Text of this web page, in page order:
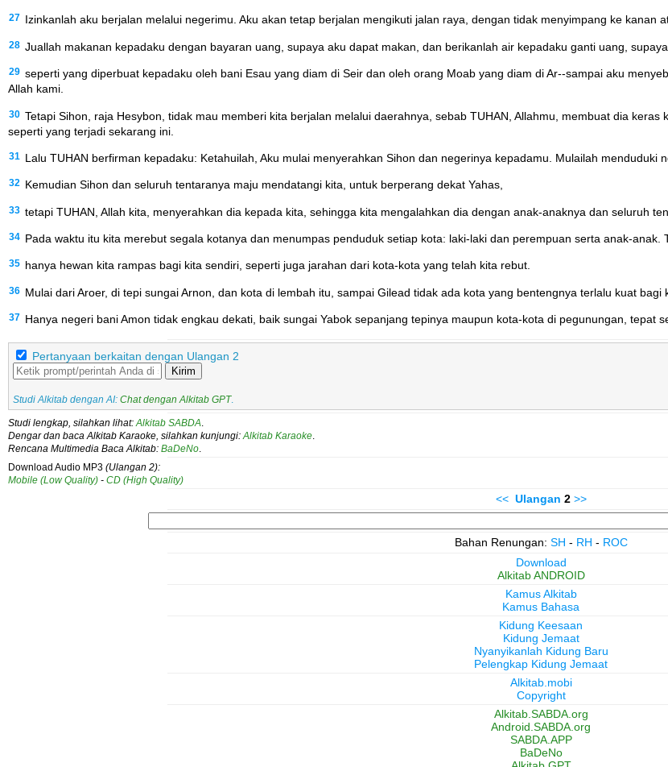
27 Izinkanlah aku berjalan melalui negerimu. Aku akan tetap berjalan mengikuti jalan raya, dengan tidak menyimpang ke kanan
28 Juallah makanan kepadaku dengan bayaran uang, supaya aku dapat makan, dan berikanlah air kepadaku ganti uang,
29 seperti yang diperbuat kepadaku oleh bani Esau yang diam di Seir dan oleh orang Moab yang diam di Ar--sampai aku
Allah kami.
30 Tetapi Sihon, raja Hesybon, tidak mau memberi kita berjalan melalui daerahnya, sebab TUHAN, Allahmu, membuat dia
seperti yang terjadi sekarang ini.
31 Lalu TUHAN berfirman kepadaku: Ketahuilah, Aku mulai menyerahkan Sihon dan negerinya kepadamu. Mulailah menduduki
32 Kemudian Sihon dan seluruh tentaranya maju mendatangi kita, untuk berperang dekat Yahas,
33 tetapi TUHAN, Allah kita, menyerahkan dia kepada kita, sehingga kita mengalahkan dia dengan anak-anaknya dan seluruh
34 Pada waktu itu kita merebut segala kotanya dan menumpas penduduk setiap kota: laki-laki dan perempuan serta anak-
35 hanya hewan kita rampas bagi kita sendiri, seperti juga jarahan dari kota-kota yang telah kita rebut.
36 Mulai dari Aroer, di tepi sungai Arnon, dan kota di lembah itu, sampai Gilead tidak ada kota yang bentengnya terlalu kuat
37 Hanya negeri bani Amon tidak engkau dekati, baik sungai Yabok sepanjang tepinya maupun kota-kota di pegunungan, tepat
Pertanyaan berkaitan dengan Ulangan 2
Kirim
Studi Alkitab dengan AI: Chat dengan Alkitab GPT.
Studi lengkap, silahkan lihat: Alkitab SABDA
Dengar dan baca Alkitab Karaoke, silahkan kunjungi: Alkitab Karaoke
Rencana Multimedia Baca Alkitab: BaDeNo
Download Audio MP3 (Ulangan 2):
Mobile (Low Quality) - CD (High Quality)
<< Ulangan 2 >>
Bahan Renungan: SH - RH - ROC
Download
Alkitab ANDROID
Kamus Alkitab
Kamus Bahasa
Kidung Keesaan
Kidung Jemaat
Nyanyikanlah Kidung Baru
Pelengkap Kidung Jemaat
Alkitab.mobi
Copyright
Alkitab.SABDA.org
Android.SABDA.org
SABDA.APP
BaDeNo